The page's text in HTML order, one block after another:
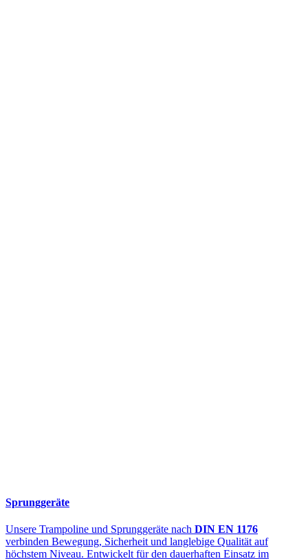
Sprunggeräte
Unsere Trampoline und Sprunggeräte nach DIN EN 1176
verbinden Bewegung, Sicherheit und langlebige Qualität auf
höchstem Niveau. Entwickelt für den dauerhaften Einsatz im